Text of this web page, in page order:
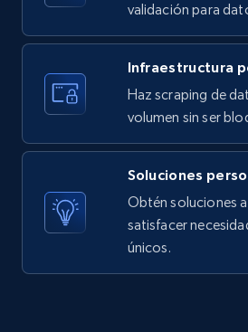
ID, User posted, Name,
posted, Photos, URL, Quoted
10.4K+ 1.2K+
X (formerly Twitter) - Posts -
validación para
Infraestructura
Haz scraping de
volumen sin ser
Soluciones
Obtén soluciones
satisfacer
únicos.